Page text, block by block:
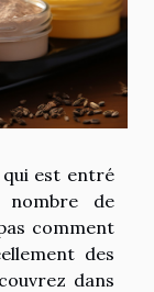
qui est entré
de
comment
des
dans